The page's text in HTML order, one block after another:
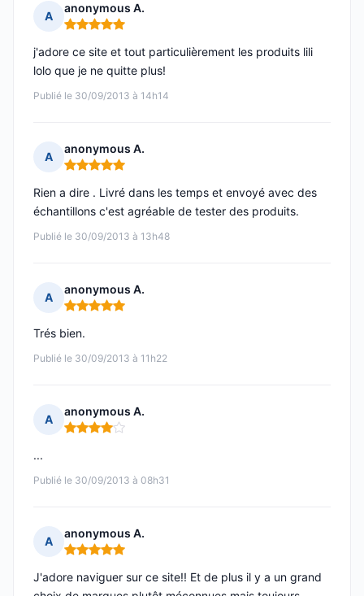
A
anonymous A.
Note : 5 sur 5
Publié le 30/09/2013 à 14h14
j'adore ce site et tout particulièrement les produits lili
lolo que je ne quitte plus!
A
anonymous A.
Note : 5 sur 5
Publié le 30/09/2013 à 13h48
Rien a dire . Livré dans les temps et envoyé avec des
échantillons c'est agréable de tester des produits.
A
anonymous A.
Note : 5 sur 5
Publié le 30/09/2013 à 11h22
Trés bien.
A
anonymous A.
Note : 4 sur 5
Publié le 30/09/2013 à 08h31
...
A
anonymous A.
Note : 5 sur 5
J'adore naviguer sur ce site!! Et de plus il y a un grand